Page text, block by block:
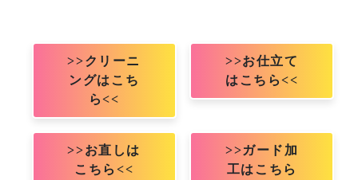
>>クリーニ
ングはこち
ら<<
>>お仕立て
はこちら<<
>>お直しは
こちら<<
>>ガード加
工はこちら